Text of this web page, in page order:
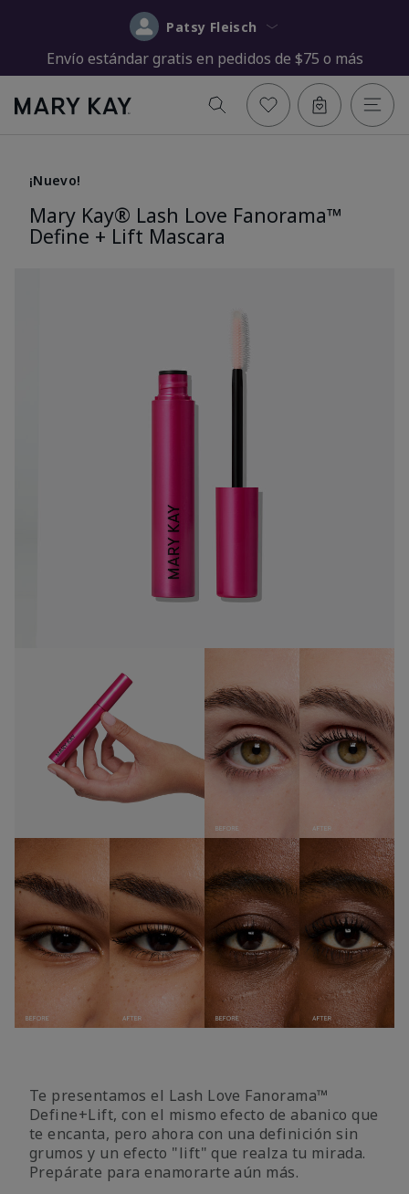
Patsy Fleisch
Envío estándar gratis en pedidos de $75 o más
¡Nuevo!
Mary Kay® Lash Love Fanorama™
Define + Lift Mascara
Te presentamos el Lash Love Fanorama™
Define+Lift, con el mismo efecto de abanico que
te encanta, pero ahora con una definición sin
grumos y un efecto "lift" que realza tu mirada.
Prepárate para enamorarte aún más.